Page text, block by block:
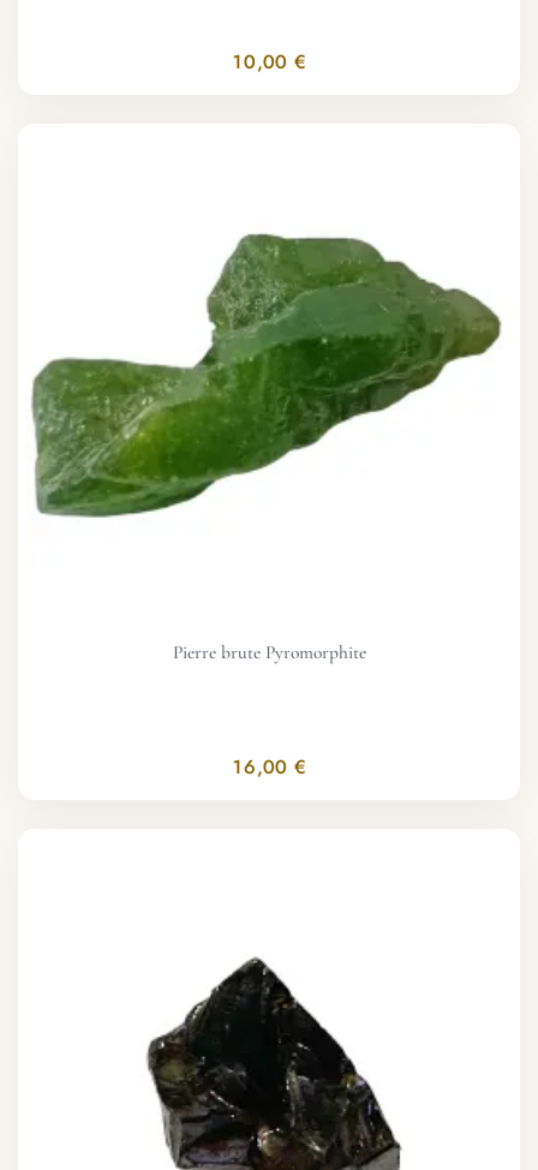
10,00 €
Pierre brute Pyromorphite
16,00 €